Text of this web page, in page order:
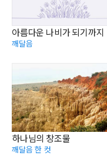
아름다운 나비가 되기까지
깨달음
하나님의 창조물
깨달음 한 컷